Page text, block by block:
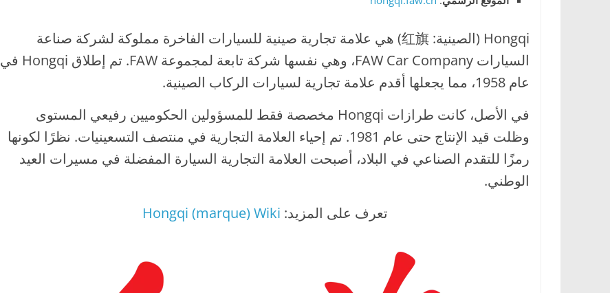
Hongqi (الصينية: 红旗) هي علامة تجارية صينية للسيارات الفاخرة مملوكة لشركة صناعة
السيارات FAW Car Company، وهي نفسها شركة تابعة لمجموعة FAW. تم إطلاق Hongqi في
عام 1958، مما يجعلها أقدم علامة تجارية لسيارات الركاب الصينية.
في الأصل، كانت طرازات Hongqi مخصصة فقط للمسؤولين الحكوميين رفيعي المستوى
وظلت قيد الإنتاج حتى عام 1981. تم إحياء العلامة التجارية في منتصف التسعينيات. نظرًا لكونها
رمزًا للتقدم الصناعي في البلاد، أصبحت العلامة التجارية السيارة المفضلة في مسيرات العيد
الوطني.
تعرف على المزيد: Hongqi (marque) Wiki